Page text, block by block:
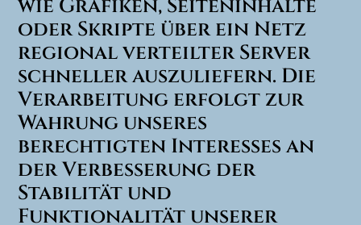
wie Grafiken, Seiteninhalte
oder Skripte über ein Netz
regional verteilter Server
schneller auszuliefern. Die
Verarbeitung erfolgt zur
Wahrung unseres
berechtigten Interesses an
der Verbesserung der
Stabilität und
Funktionalität unserer